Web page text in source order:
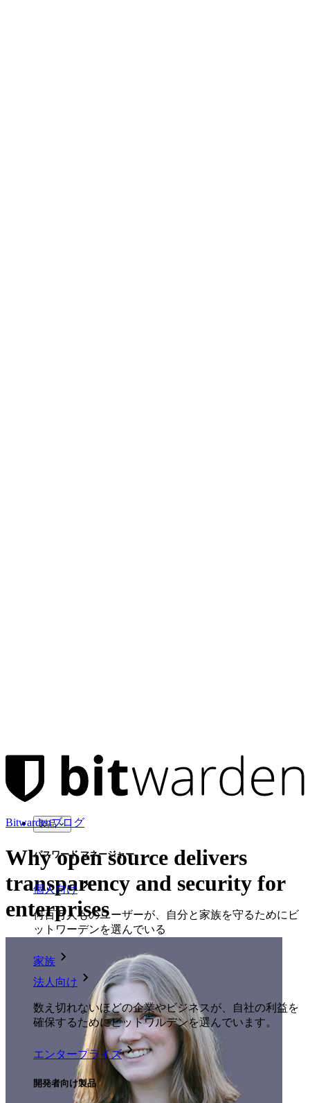
製品
パスワード マネージャー
個人向け
何百万人ものユーザーが、自分と家族を守るためにビ
ットワーデンを選んでいる
家族
法人向け
数え切れないほどの企業やビジネスが、自社の利益を
確保するためにビットワルデンを選んでいます。
エンタープライズ
開発者向け製品
Bitwardenブログ
Why open source delivers
transparency and security for
enterprises